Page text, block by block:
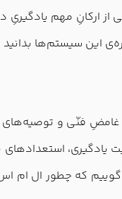
ارکانِ مهم یادگیریِ
این سیستم‌ها
غامضِ فنّی و
یادگیری، استعدادهای
که چطور ال ام